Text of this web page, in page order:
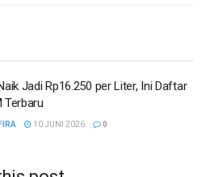
Jadi Rp16.250 per Liter, Ini Daftar
Terbaru
10 JUNI 2026 0